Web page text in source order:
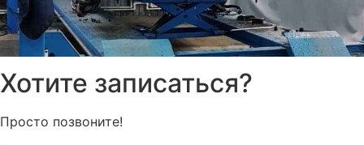
Хотите записаться?
Просто позвоните!